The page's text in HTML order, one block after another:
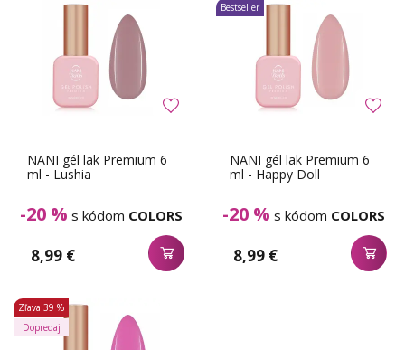
NANI gél lak Premium 6
ml - Lushia
-20 % s kódom COLORS
8,99 €
NANI gél lak Premium 6
ml - Happy Doll
-20 % s kódom COLORS
8,99 €
Bestseller
Zľava 39 %
Dopredaj